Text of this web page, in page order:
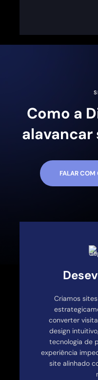
Como a
alavancar
FALAR COM
Criamos
converter
design
tecnologia de
experiência
site alinhado